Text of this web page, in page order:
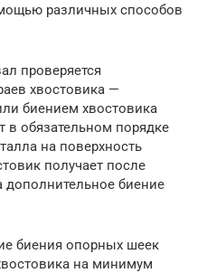
различных способов
проверяется
хвостовика —
биением хвостовика
в обязательном порядке
на поверхность
получает после
дополнительное биение
биения опорных шеек
на минимум